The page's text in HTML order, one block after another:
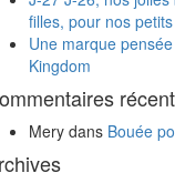
filles, pour nos
Une marque
Kingdom
Mery dans Bouée